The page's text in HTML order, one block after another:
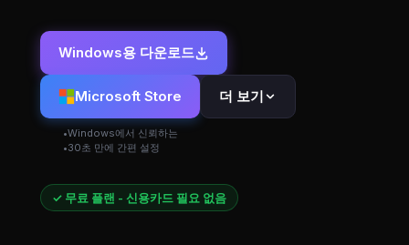
Windows용 다운로드
Microsoft Store
Windows에서 신뢰하는
30초 만에 간편 설정
더 보기
✓ 무료 플랜 - 신용카드 필요 없음